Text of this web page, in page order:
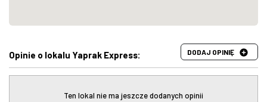
Opinie o lokalu Yaprak Express: DODAJ OPINIĘ
Ten lokal nie ma jeszcze dodanych opinii